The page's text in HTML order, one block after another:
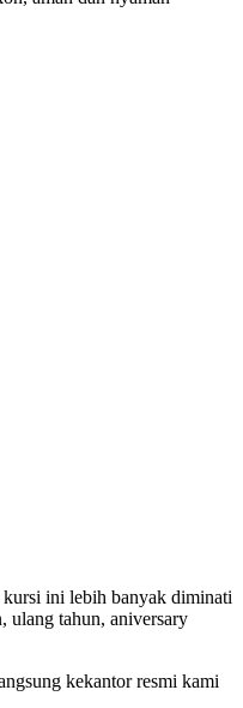
ini lebih banyak diminati
ulang tahun, aniversary
kekantor resmi kami